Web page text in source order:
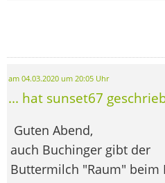
am 04.03.2020 um 20:05 Uhr
... hat sunset67
Guten Abend,
auch Buchinger gibt der
Buttermilch "Raum" beim